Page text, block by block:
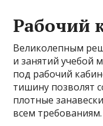
Рабочий
Великолепным
и занятий учебой
под рабочий
тишину позволят
плотные
всем требованиям.